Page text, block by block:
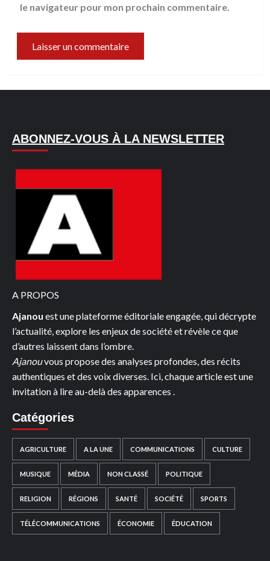
le navigateur pour mon prochain commentaire.
ABONNEZ-VOUS À LA NEWSLETTER
A PROPOS
Ajanou est une plateforme éditoriale engagée, qui décrypte
l’actualité, explore les enjeux de société et révèle ce que
d’autres laissent dans l’ombre.
Ajanouvous propose des analyses profondes, des récits
authentiques et des voix diverses. Ici, chaque article est une
invitation à lire au-delà des apparences .
Catégories
AGRICULTURE A LA UNE COMMUNICATIONS CULTURE
MUSIQUE MÉDIA NON CLASSÉ POLITIQUE
RELIGION RÉGIONS SANTÉ SOCIÉTÉ SPORTS
TÉLÉCOMMUNICATIONS ÉCONOMIE ÉDUCATION